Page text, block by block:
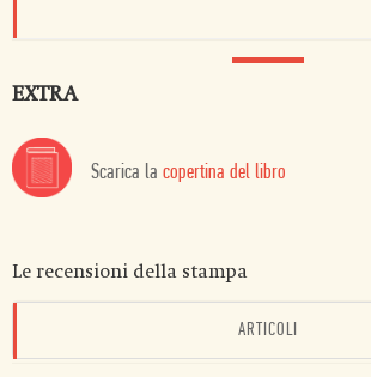
EXTRA
Scarica la copertina del libro
Le recensioni della stampa
ARTICOLI